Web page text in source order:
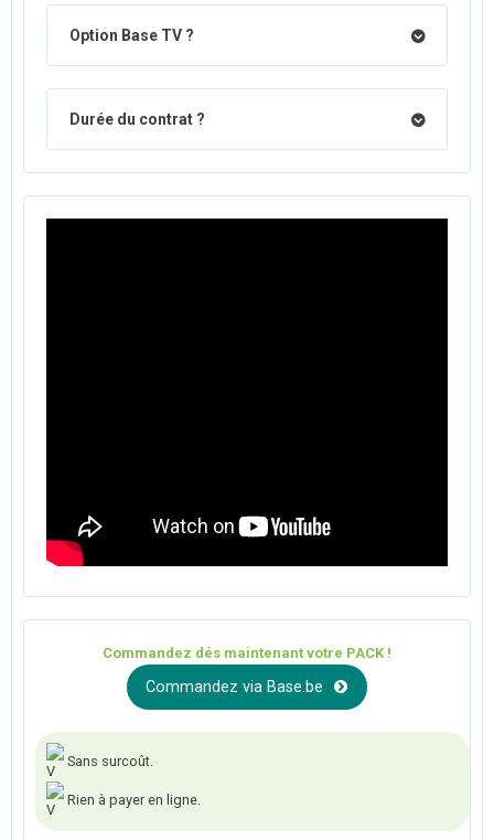
Option Base TV ?
Durée du contrat ?
Commandez dés maintenant votre PACK !
Commandez via Base.be
Sans surcoût.
Rien à payer en ligne.